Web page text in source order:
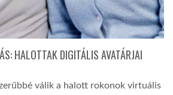
HALOTTAK DIGITÁLIS AVATÁRJAI
válik a halott rokonok virtuális